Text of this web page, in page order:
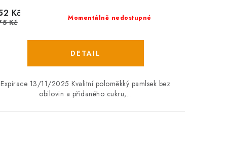
Momentálně nedostupné
Kč
Kč
Expirace 13/11/2025 Kvalitní poloměkký pamlsek bez
obilovin a přidaného cukru,...